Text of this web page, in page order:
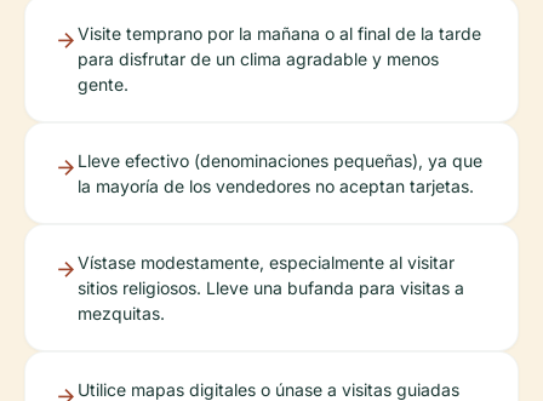
Visite temprano por la mañana o al final de la tarde
para disfrutar de un clima agradable y menos
gente.
Lleve efectivo (denominaciones pequeñas), ya que
la mayoría de los vendedores no aceptan tarjetas.
Vístase modestamente, especialmente al visitar
sitios religiosos. Lleve una bufanda para visitas a
mezquitas.
Utilice mapas digitales o únase a visitas guiadas